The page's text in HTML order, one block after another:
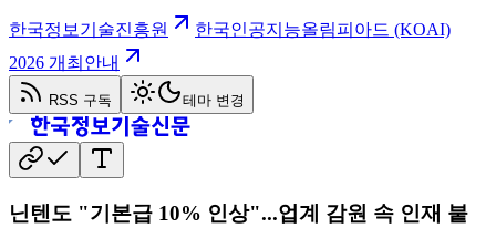
한국정보기술진흥원
한국인공지능올림피아드 (KOAI)
2026 개최안내
RSS 구독 테마 변경
닌텐도 "기본급 10% 인상"...업계 감원 속 인재 붙